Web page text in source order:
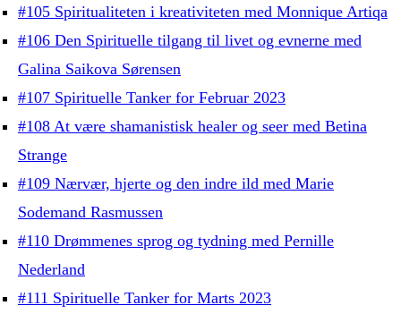
#105 Spiritualiteten i kreativiteten med Monnique Artiqa
#106 Den Spirituelle tilgang til livet og evnerne med
Galina Saikova Sørensen
#107 Spirituelle Tanker for Februar 2023
#108 At være shamanistisk healer og seer med Betina
Strange
#109 Nærvær, hjerte og den indre ild med Marie
Sodemand Rasmussen
#110 Drømmenes sprog og tydning med Pernille
Nederland
#111 Spirituelle Tanker for Marts 2023